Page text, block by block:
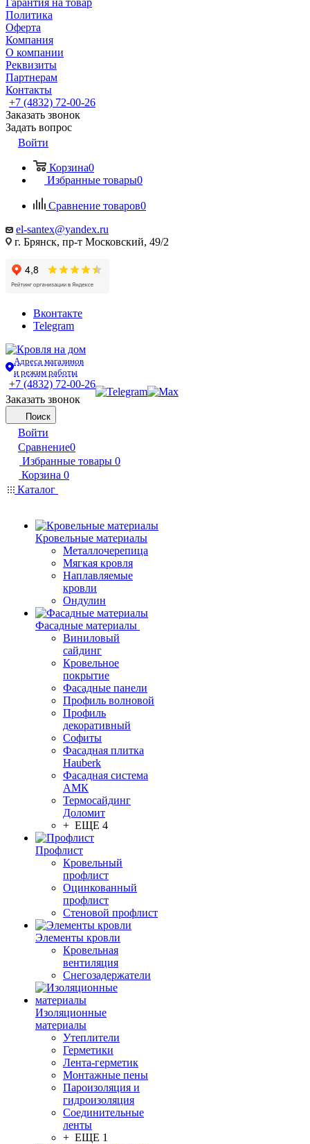
Гарантия на товар
Политика
Оферта
Компания
О компании
Реквизиты
Партнерам
Контакты
+7 (4832) 72-00-26
Заказать звонок
Задать вопрос
Войти
Корзина0
Избранные товары0
Сравнение товаров0
el-santex@yandex.ru
г. Брянск, пр-т Московский, 49/2
Вконтакте
Telegram
Адреса магазинов
и режим работы
+7 (4832) 72-00-26
Заказать звонок
Поиск
Войти
Сравнение0
Избранные товары 0
Корзина 0
Каталог
Кровельные материалы
Металлочерепица
Мягкая кровля
Наплавляемые
кровли
Ондулин
Фасадные материалы
Виниловый
сайдинг
Кровельное
покрытие
Фасадные панели
Профиль волновой
Профиль
декоративный
Софиты
Фасадная плитка
Hauberk
Фасадная система
АМК
Термосайдинг
Доломит
+ ЕЩЕ 4
Профлист
Кровельный
профлист
Оцинкованный
профлист
Стеновой профлист
Элементы кровли
Кровельная
вентиляция
Снегозадержатели
Изоляционные
материалы
Утеплители
Герметики
Лента-герметик
Монтажные пены
Пароизоляция и
гидроизоляция
Соединительные
ленты
+ ЕЩЕ 1